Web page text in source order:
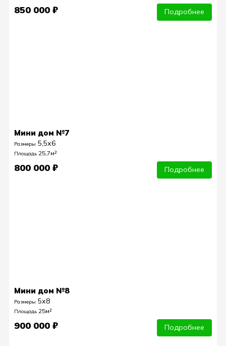
850 000 ₽ Подробнее
Мини дом №7
Размеры 5,5х6
Площадь 25,7м²
800 000 ₽ Подробнее
Мини дом №8
Размеры 5х8
Площадь 25м²
900 000 ₽ Подробнее